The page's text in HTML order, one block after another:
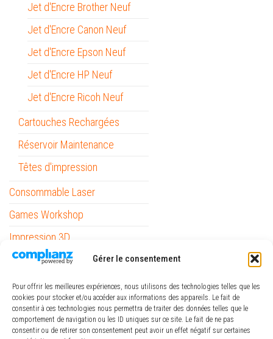
Gérer le consentement
Pour offrir les meilleures expériences, nous utilisons des technologies telles que les
cookies pour stocker et/ou accéder aux informations des appareils. Le fait de
consentir à ces technologies nous permettra de traiter des données telles que le
comportement de navigation ou les ID uniques sur ce site. Le fait de ne pas
consentir ou de retirer son consentement peut avoir un effet négatif sur certaines
Jet d'Encre Brother Neuf
Jet d'Encre Canon Neuf
Jet d'Encre Epson Neuf
Jet d'Encre HP Neuf
Jet d'Encre Ricoh Neuf
Cartouches Rechargées
Réservoir Maintenance
Têtes d'impression
Consommable Laser
Games Workshop
Impression 3D
Informatique
Mobilité
Outils
Papeterie / Bureau